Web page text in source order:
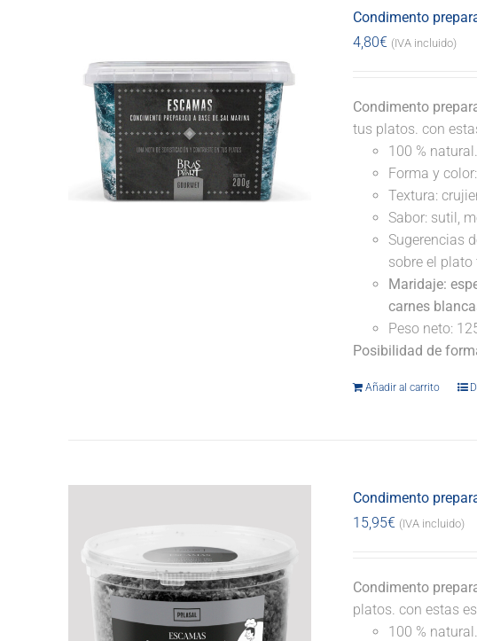
Condimento
4,80€ (IVA incluido)
Condimento
tus platos. con
100 %
Forma y
Textura:
Sabor: sutil,
Sugerencias
sobre el plato
Maridaje:
carnes
Peso neto:
Posibilidad de
Añadir al carrito
Condimento
15,95€ (IVA incluido)
Condimento
platos. con estas
100 %